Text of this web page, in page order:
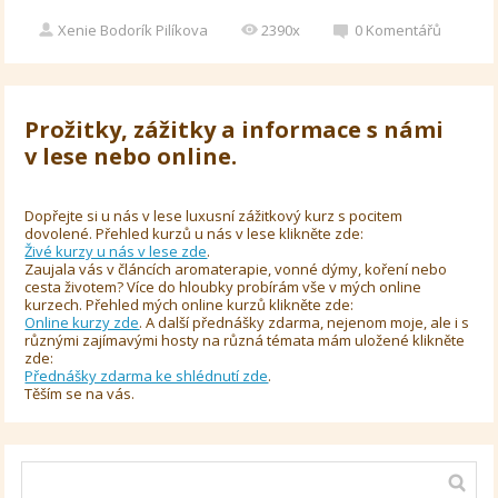
Xenie Bodorík Pilíkova 2390x 0 Komentářů
Prožitky, zážitky a informace s námi
v lese nebo online.
Dopřejte si u nás v lese luxusní zážitkový kurz s pocitem
dovolené. Přehled kurzů u nás v lese klikněte zde:
Živé kurzy u nás v lese zde.
Zaujala vás v článcích aromaterapie, vonné dýmy, koření nebo
cesta životem? Více do hloubky probírám vše v mých online
kurzech. Přehled mých online kurzů klikněte zde:
Online kurzy zde. A další přednášky zdarma, nejenom moje, ale i s
různými zajímavými hosty na různá témata mám uložené klikněte
zde:
Přednášky zdarma ke shlédnutí zde.
Těším se na vás.